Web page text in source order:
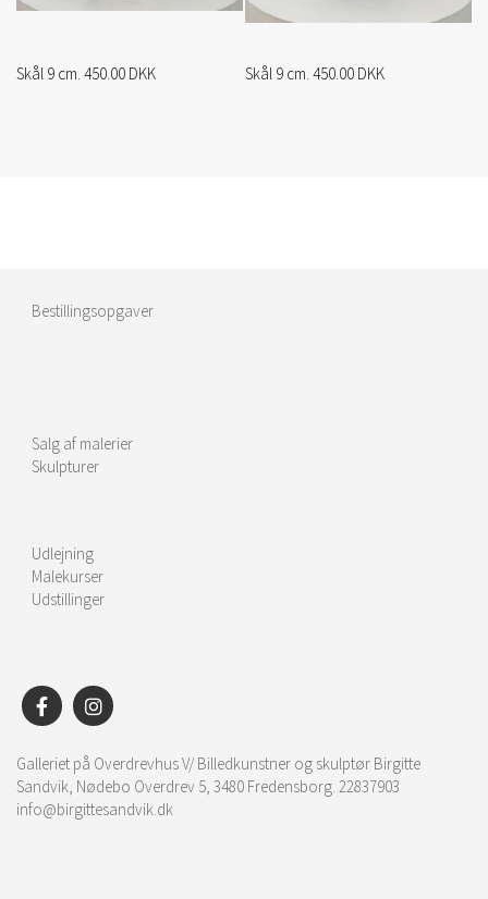
Skål 9 cm. 450.00 DKK Skål 9 cm. 450.00 DKK
Bestillingsopgaver
Salg af malerier
Skulpturer
Udlejning
Malekurser
Udstillinger
Galleriet på Overdrevhus V/ Billedkunstner og skulptør Birgitte
Sandvik, Nødebo Overdrev 5, 3480 Fredensborg. 22837903
info@birgittesandvik.dk